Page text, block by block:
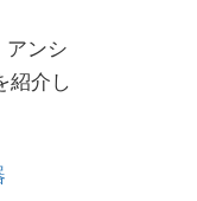
アンシ
紹介し